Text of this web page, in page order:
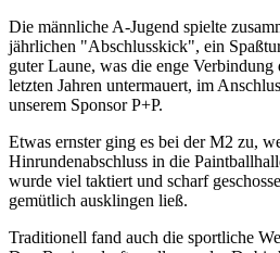
Die männliche A-Jugend spielte
jährlichen "Abschlusskick", ein
guter Laune, was die enge Verbindung
letzten Jahren untermauert, im
unserem Sponsor P+P.
Etwas ernster ging es bei der M2 zu,
Hinrundenabschluss in die
wurde viel taktiert und scharf
gemütlich ausklingen ließ.
Traditionell fand auch die sportliche